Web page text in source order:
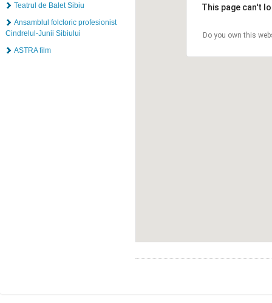
Teatrul de Balet Sibiu
Ansamblul folcloric profesionist
Cindrelul-Junii Sibiului
ASTRA film
This page can't
Do you own this